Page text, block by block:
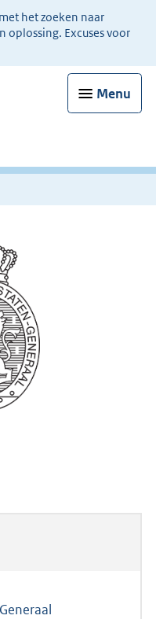
het zoeken naar
oplossing. Excuses voor
Menu